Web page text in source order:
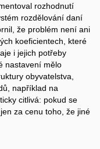
rozhodnutí
rozdělování daní
že problém není ani
koeficientech, které
i jejich potřeby
nastavení mělo
obyvatelstva,
například na
citlivá: pokud se
za cenu toho, že jiné